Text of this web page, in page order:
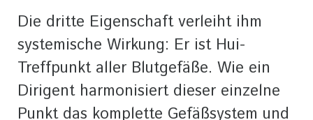
Die dritte Eigenschaft verleiht ihm
systemische Wirkung: Er ist Hui-
Treffpunkt aller Blutgefäße. Wie ein
Dirigent harmonisiert dieser einzelne
Punkt das komplette Gefäßsystem und